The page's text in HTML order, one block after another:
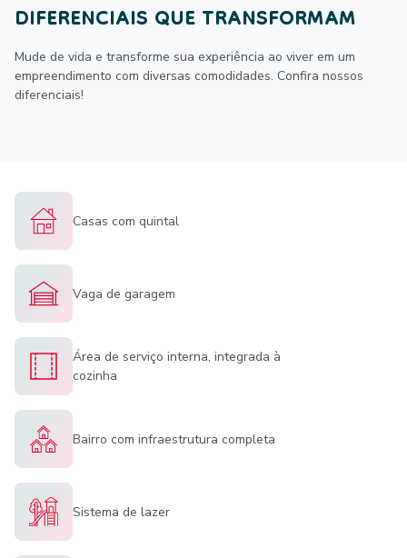
DIFERENCIAIS QUE TRANSFORMAM
Mude de vida e transforme sua experiência ao viver em um
empreendimento com diversas comodidades. Confira nossos
diferenciais!
Casas com quintal
Vaga de garagem
Área de serviço interna, integrada à
cozinha
Bairro com infraestrutura completa
Sistema de lazer